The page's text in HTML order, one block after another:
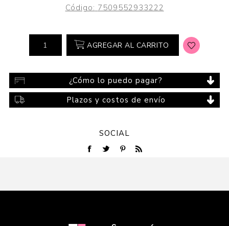
Código: 7509552933222
AGREGAR AL CARRITO
¿Cómo lo puedo pagar?
Plazos y costos de envío
SOCIAL